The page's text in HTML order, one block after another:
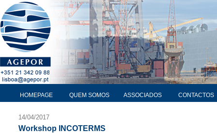
HOMEPAGE QUEM SOMOS ASSOCIADOS CONTACTOS
14/04/2017
Workshop INCOTERMS